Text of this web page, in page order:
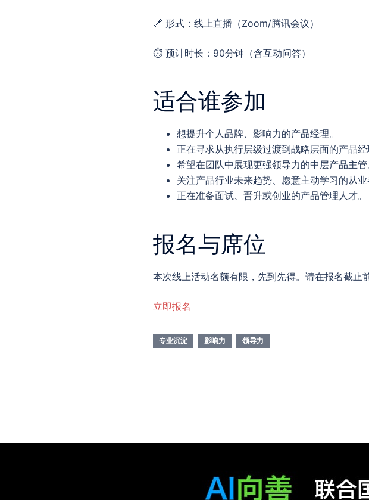
🔗 形式：线上直播（Zoom/腾讯会议）
⏱️ 预计时长：90分钟（含互动问答）
适合谁参加
想提升个人品牌、影响力的产品经理。
正在寻求从执行层级过渡到战略层面的产品经
希望在团队中展现更强领导力的中层产品主管
关注产品行业未来趋势、愿意主动学习的从业
正在准备面试、晋升或创业的产品管理人才。
报名与席位
本次线上活动名额有限，先到先得。请在报名截止
立即报名
专业沉淀 影响力 领导力